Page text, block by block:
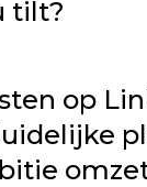
tilt?
op